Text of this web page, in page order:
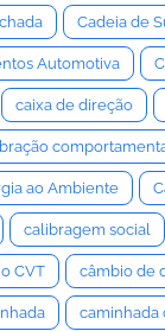
Cadeia de
Automotiva
caixa de direção
ao Ambiente
calibragem social
CVT câmbio de
caminhada